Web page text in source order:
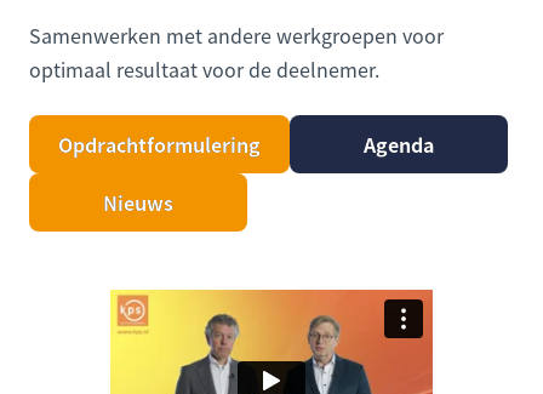
Samenwerken met andere werkgroepen voor
optimaal resultaat voor de deelnemer.
Opdrachtformulering
Agenda
Nieuws